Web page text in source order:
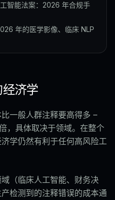
智能法案：2026 年合规手
年的医学影像、临床 NLP
济学
一般人群注释要高得多 –
，具体取决于领域。在整个
学仍然有利于任何高风险工
（临床人工智能、财务决
检测到的注释错误的成本通